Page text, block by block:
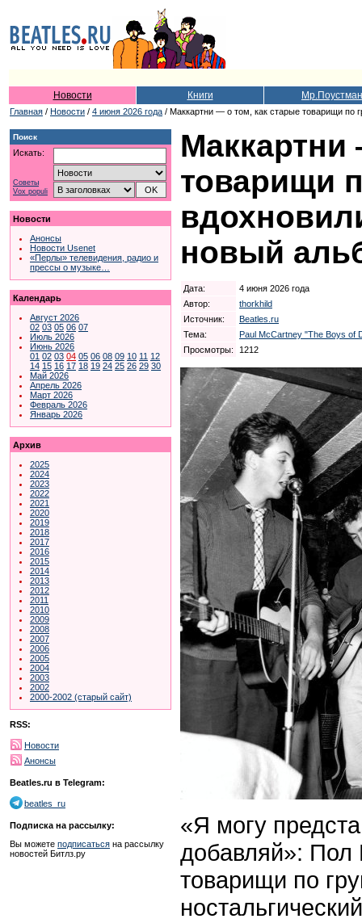
Новости Книги Мр.Поустман
Главная / Новости / 4 июня 2026 года / Маккартни — о том, как старые товарищи по
Поиск
Искать:
Советы
Vox populi
Новости
Анонсы
Новости Usenet
«Перлы» телевидения, радио и
прессы о музыке…
Календарь
Август 2026
02 03 05 06 07
Июль 2026
Июнь 2026
01 02 03 04 05 06 08 09 10 11 12
14 15 16 17 18 19 24 25 26 29 30
Май 2026
Апрель 2026
Март 2026
Февраль 2026
Январь 2026
Архив
2025
2024
2023
2022
2021
2020
2019
2018
2017
2016
2015
2014
2013
2012
2011
2010
2009
2008
2007
2006
2005
2004
2003
2002
2000-2002 (старый сайт)
RSS:
Новости
Анонсы
Beatles.ru в Telegram:
beatles_ru
Подписка на рассылку:
Вы можете подписаться на рассылку
новостей Битлз.ру
Маккартни
товарищи
новый
Дата:
4 июня 2026 года
Автор:
thorkhild
Источник:
Beatles.ru
Тема:
Paul McCartney "The Boys of
Просмотры:
1212
«Я могу
добавляй»: Пол
товарищи по